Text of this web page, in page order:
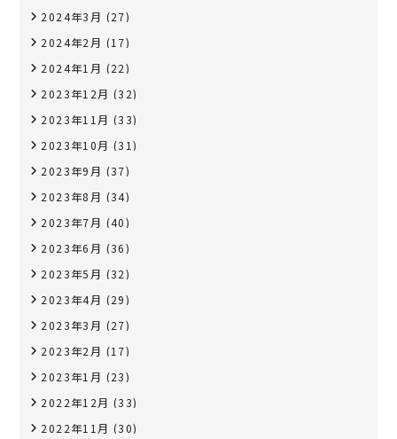
2024年3月 (27)
2024年2月 (17)
2024年1月 (22)
2023年12月 (32)
2023年11月 (33)
2023年10月 (31)
2023年9月 (37)
2023年8月 (34)
2023年7月 (40)
2023年6月 (36)
2023年5月 (32)
2023年4月 (29)
2023年3月 (27)
2023年2月 (17)
2023年1月 (23)
2022年12月 (33)
2022年11月 (30)